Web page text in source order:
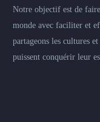
Notre objectif est de
monde avec faciliter et
partageons les cultures
puissent conquérir leur